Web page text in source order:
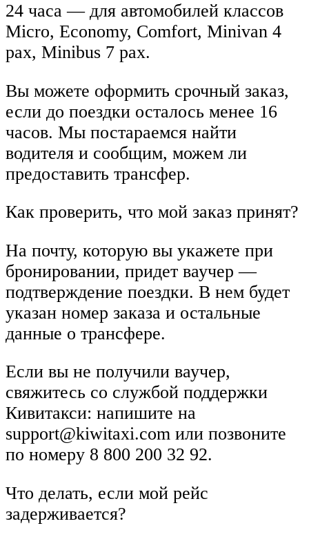
24 часа — для автомобилей классов
Micro, Economy, Comfort, Minivan 4
pax, Minibus 7 pax.
Вы можете оформить срочный заказ,
если до поездки осталось менее 16
часов. Мы постараемся найти
водителя и сообщим, можем ли
предоставить трансфер.
Как проверить, что мой заказ принят?
На почту, которую вы укажете при
бронировании, придет ваучер —
подтверждение поездки. В нем будет
указан номер заказа и остальные
данные о трансфере.
Если вы не получили ваучер,
свяжитесь со службой поддержки
Кивитакси: напишите на
support@kiwitaxi.com или позвоните
по номеру 8 800 200 32 92.
Что делать, если мой рейс
задерживается?